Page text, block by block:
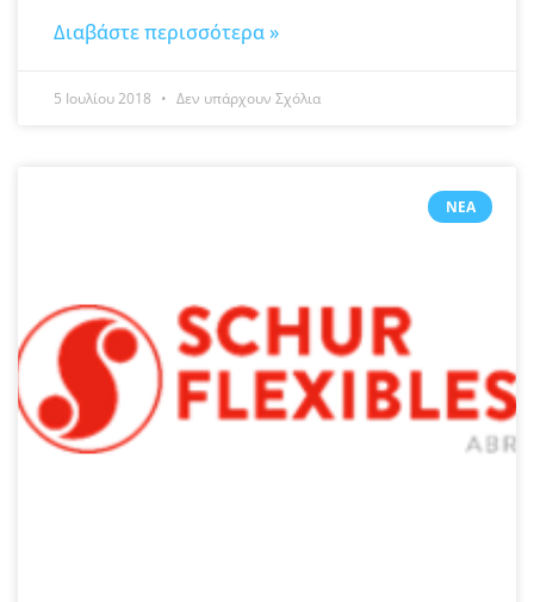
Διαβάστε περισσότερα »
5 Ιουλίου 2018 Δεν υπάρχουν Σχόλια
ΝΈΑ